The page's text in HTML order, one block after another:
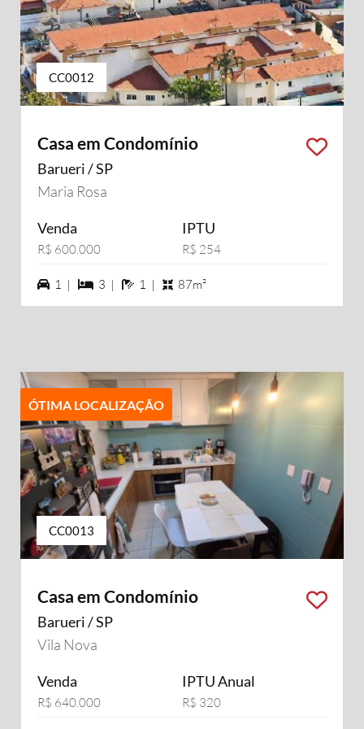
CC0012
Casa em Condomínio
Barueri / SP
Maria Rosa
Venda
R$ 600.000
IPTU
R$ 254
1 vagas na garagem
1 | 3 dormiórios
3 | 1 banheiros
1 | 87m²
ÓTIMA LOCALIZAÇÃO
CC0013
Casa em Condomínio
Barueri / SP
Vila Nova
Venda
R$ 640.000
IPTU Anual
R$ 320